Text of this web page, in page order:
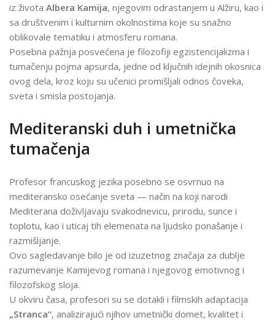
iz života Albera Kamija, njegovim odrastanjem u Alžiru, kao i
sa društvenim i kulturnim okolnostima koje su snažno
oblikovale tematiku i atmosferu romana.
Posebna pažnja posvećena je filozofiji egzistencijalizma i
tumačenju pojma apsurda, jedne od ključnih idejnih okosnica
ovog dela, kroz koju su učenici promišljali odnos čoveka,
sveta i smisla postojanja.
Mediteranski duh i umetnička
tumačenja
Profesor francuskog jezika posebno se osvrnuo na
mediteransko osećanje sveta — način na koji narodi
Mediterana doživljavaju svakodnevicu, prirodu, sunce i
toplotu, kao i uticaj tih elemenata na ljudsko ponašanje i
razmišljanje.
Ovo sagledavanje bilo je od izuzetnog značaja za dublje
razumevanje Kamijevog romana i njegovog emotivnog i
filozofskog sloja.
U okviru časa, profesori su se dotakli i filmskih adaptacija
„Stranca“, analizirajući njihov umetnički domet, kvalitet i